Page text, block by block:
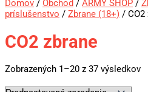
Domov / Obchod / ARMY SHOP /
príslušenstvo / Zbrane (18+) / CO2
CO2 zbrane
Zobrazených 1–20 z 37 výsledkov